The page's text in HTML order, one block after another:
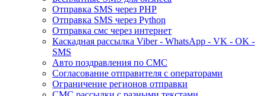
Отправка SMS через PHP
Отправка SMS через Python
Отправка смс через интернет
Каскадная рассылка Viber - WhatsApp - VK - OK -
SMS
Авто поздравления по СМС
Согласование отправителя с операторами
Ограничение регионов отправки